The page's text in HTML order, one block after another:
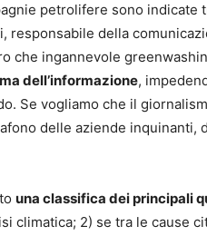
petrolifere sono indicate
della
che ingannevole
dell’informazione,
Se vogliamo che il
delle aziende inquinanti,
una classifica dei principali
climatica; 2) se tra le cause